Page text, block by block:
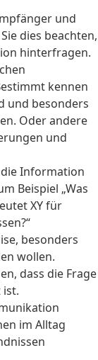
und
dies beachten,
hinterfragen.
kennen
und besonders
Oder andere
und
die Information
Beispiel „Was
XY für
besonders
wollen.
dass die Frage
ist.
im Alltag